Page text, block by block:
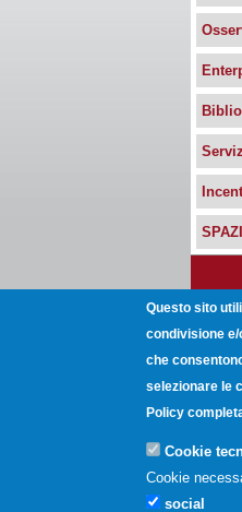
Questo sito
condivisione
che
selezionare le
Policy
Cookie
Cookie
social